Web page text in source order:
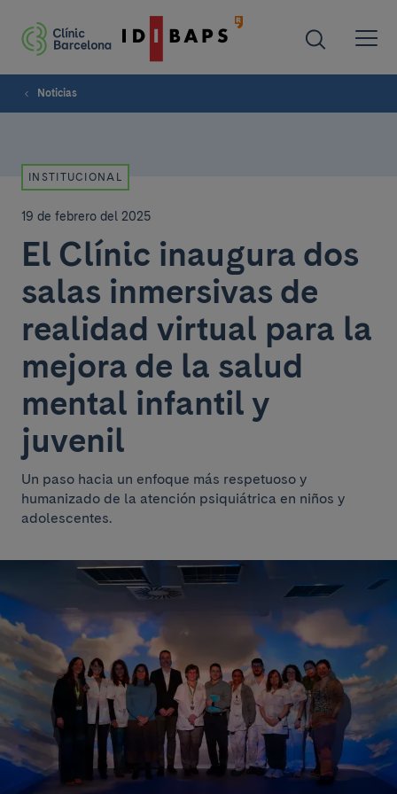
Noticias
INSTITUCIONAL
19 de febrero del 2025
El Clínic inaugura dos
salas inmersivas de
realidad virtual para la
mejora de la salud
mental infantil y
juvenil
Un paso hacia un enfoque más respetuoso y
humanizado de la atención psiquiátrica en niños y
adolescentes.